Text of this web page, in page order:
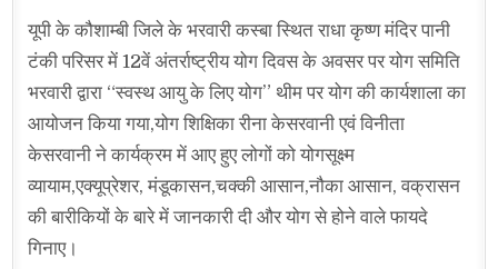
यूपी के कौशाम्बी जिले के भरवारी कस्बा स्थित राधा कृष्ण मंदिर पानी
टंकी परिसर में 12वें अंतर्राष्ट्रीय योग दिवस के अवसर पर योग समिति
भरवारी द्वारा “स्वस्थ आयु के लिए योग” थीम पर योग की कार्यशाला का
आयोजन किया गया,योग शिक्षिका रीना केसरवानी एवं विनीता
केसरवानी ने कार्यक्रम में आए हुए लोगों को योगसूक्ष्म
व्यायाम,एक्यूप्रेशर, मंडूकासन,चक्की आसान,नौका आसान, वक्रासन
की बारीकियों के बारे में जानकारी दी और योग से होने वाले फायदे
गिनाए।